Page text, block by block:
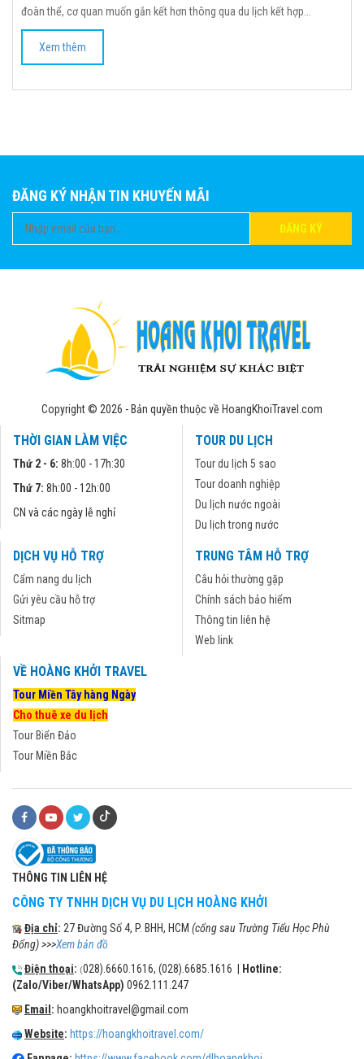
đoàn thể, cơ quan muốn gắn kết hơn thông qua du lịch kết hợp...
Xem thêm
ĐĂNG KÝ NHẬN TIN KHUYẾN MÃI
ĐĂNG KÝ
Copyright © 2026 - Bản quyền thuộc về HoangKhoiTravel.com
THỜI GIAN LÀM VIỆC
Thứ 2 - 6: 8h:00 - 17h:30
Thứ 7: 8h:00 - 12h:00
CN và các ngày lễ nghỉ
TOUR DU LỊCH
Tour du lịch 5 sao
Tour doanh nghiệp
Du lịch nước ngoài
Du lịch trong nước
DỊCH VỤ HỖ TRỢ
Cẩm nang du lịch
Gửi yêu cầu hỗ trợ
Sitmap
TRUNG TÂM HỖ TRỢ
Câu hỏi thường gặp
Chính sách bảo hiểm
Thông tin liên hệ
Web link
VỀ HOÀNG KHỞI TRAVEL
Tour Miền Tây hàng Ngày
Cho thuê xe du lịch
Tour Biển Đảo
Tour Miền Bắc
THÔNG TIN LIÊN HỆ
CÔNG TY TNHH DỊCH VỤ DU LỊCH HOÀNG KHỞI
Địa chỉ: 27 Đường Số 4, P. BHH, HCM (cổng sau Trường Tiểu Học Phù
Đổng) >>>Xem bản đồ
Điện thoại: (028).6660.1616, (028).6685.1616 |
Hotline:
(Zalo/Viber/WhatsApp) 0962.111.247
Email : hoangkhoitravel@gmail.com
Website: https://hoangkhoitravel.com/